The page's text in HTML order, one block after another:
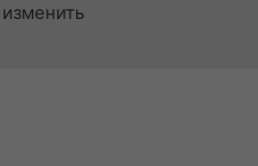
изменить